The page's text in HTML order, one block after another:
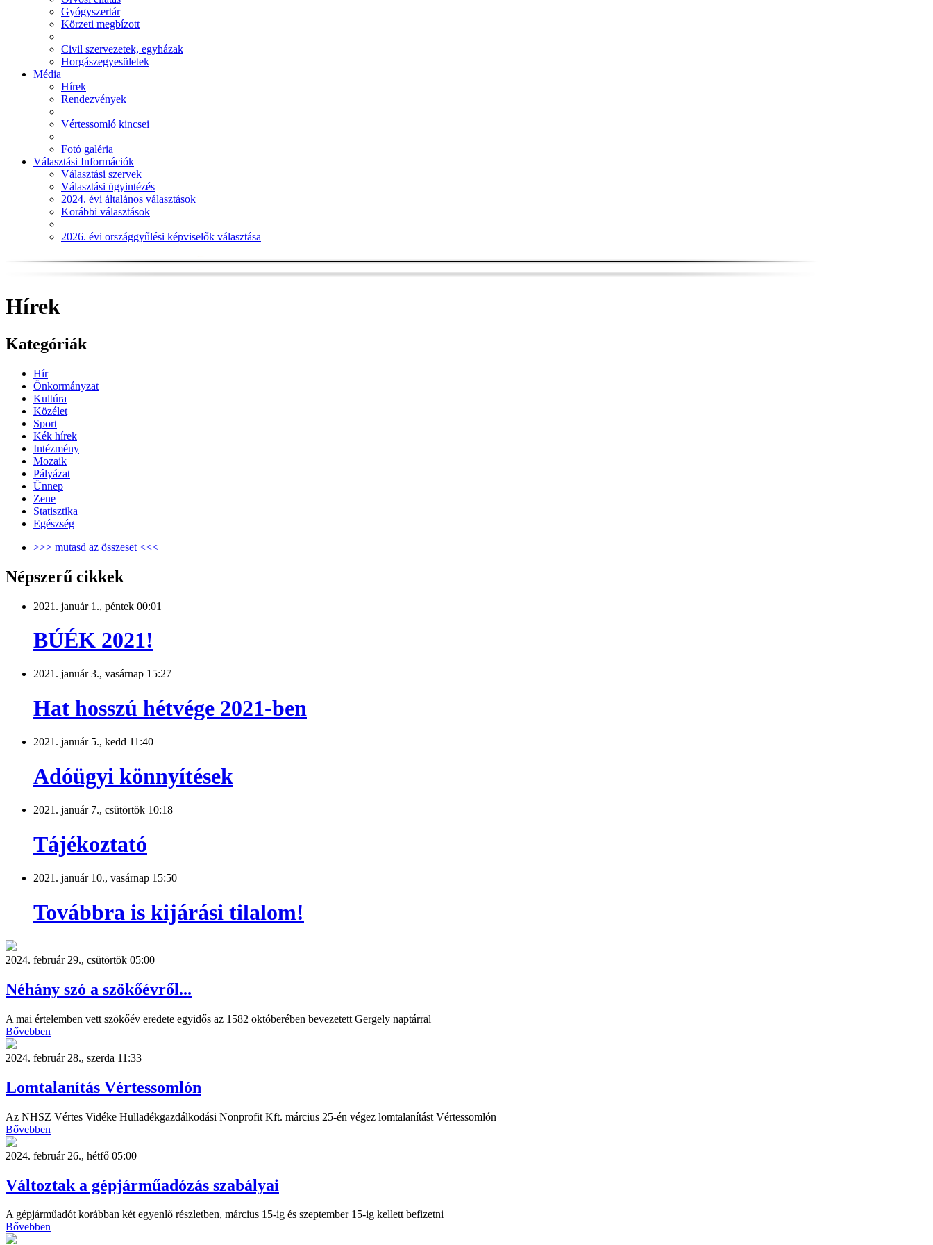
Gyógyszertár
Körzeti megbízott
Civil szervezetek, egyházak
Horgászegyesületek
Média
Hírek
Rendezvények
Vértessomló kincsei
Fotó galéria
Választási Információk
Választási szervek
Választási ügyintézés
2024. évi általános választások
Korábbi választások
2026. évi országgyűlési képviselők választása
Hírek
Kategóriák
Hír
Önkormányzat
Kultúra
Közélet
Sport
Kék hírek
Intézmény
Mozaik
Pályázat
Ünnep
Zene
Statisztika
Egészség
>>> mutasd az összeset <<<
Népszerű cikkek
2021. január 1., péntek 00:01
BÚÉK 2021!
2021. január 3., vasárnap 15:27
Hat hosszú hétvége 2021-ben
2021. január 5., kedd 11:40
Adóügyi könnyítések
2021. január 7., csütörtök 10:18
Tájékoztató
2021. január 10., vasárnap 15:50
Továbbra is kijárási tilalom!
2024. február 29., csütörtök 05:00
Néhány szó a szökőévről...
A mai értelemben vett szökőév eredete egyidős az 1582 októberében bevezetett Gergely naptárral
Bővebben
2024. február 28., szerda 11:33
Lomtalanítás Vértessomlón
Az NHSZ Vértes Vidéke Hulladékgazdálkodási Nonprofit Kft. március 25-én végez lomtalanítást Vértessomlón
Bővebben
2024. február 26., hétfő 05:00
Változtak a gépjárműadózás szabályai
A gépjárműadót korábban két egyenlő részletben, március 15-ig és szeptember 15-ig kellett befizetni
Bővebben